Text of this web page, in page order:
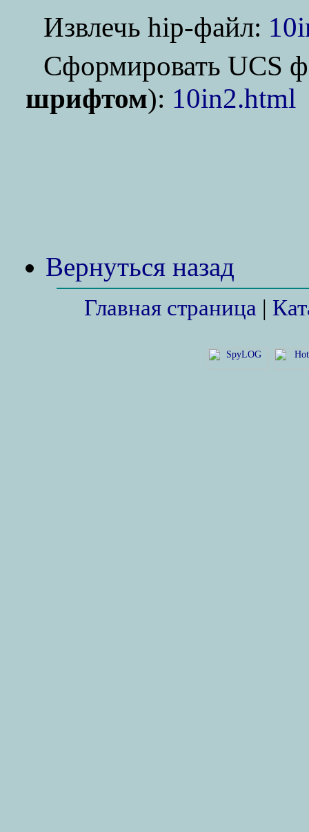
Извлечь hip-файл:
Cформировать UCS
шрифтом): 10in2.html
Вернуться назад
Главная страница |